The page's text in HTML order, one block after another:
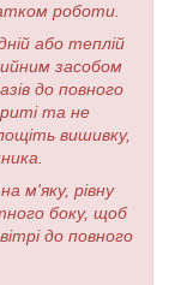
роботи.
або теплій
засобом
до повного
та не
вишивку,
м'яку, рівну
боку, щоб
до повного